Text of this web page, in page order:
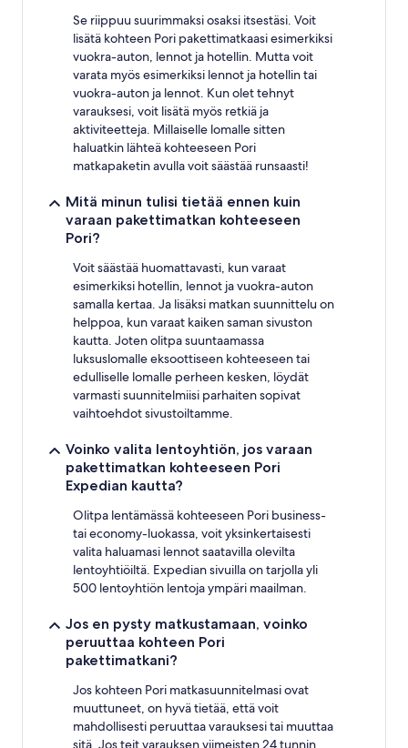
Se riippuu suurimmaksi osaksi itsestäsi. Voit
lisätä kohteen Pori pakettimatkaasi esimerkiksi
vuokra-auton, lennot ja hotellin. Mutta voit
varata myös esimerkiksi lennot ja hotellin tai
vuokra-auton ja lennot. Kun olet tehnyt
varauksesi, voit lisätä myös retkiä ja
aktiviteetteja. Millaiselle lomalle sitten
haluatkin lähteä kohteeseen Pori
matkapaketin avulla voit säästää runsaasti!
Mitä minun tulisi tietää ennen kuin
varaan pakettimatkan kohteeseen
Pori?
Voit säästää huomattavasti, kun varaat
esimerkiksi hotellin, lennot ja vuokra-auton
samalla kertaa. Ja lisäksi matkan suunnittelu on
helppoa, kun varaat kaiken saman sivuston
kautta. Joten olitpa suuntaamassa
luksuslomalle eksoottiseen kohteeseen tai
edulliselle lomalle perheen kesken, löydät
varmasti suunnitelmiisi parhaiten sopivat
vaihtoehdot sivustoiltamme.
Voinko valita lentoyhtiön, jos varaan
pakettimatkan kohteeseen Pori
Expedian kautta?
Olitpa lentämässä kohteeseen Pori business-
tai economy-luokassa, voit yksinkertaisesti
valita haluamasi lennot saatavilla olevilta
lentoyhtiöiltä. Expedian sivuilla on tarjolla yli
500 lentoyhtiön lentoja ympäri maailman.
Jos en pysty matkustamaan, voinko
peruuttaa kohteen Pori
pakettimatkani?
Jos kohteen Pori matkasuunnitelmasi ovat
muuttuneet, on hyvä tietää, että voit
mahdollisesti peruuttaa varauksesi tai muuttaa
sitä. Jos teit varauksen viimeisten 24 tunnin